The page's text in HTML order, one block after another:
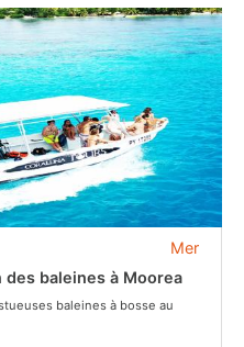
Mer
baleines à Moorea
baleines à bosse au